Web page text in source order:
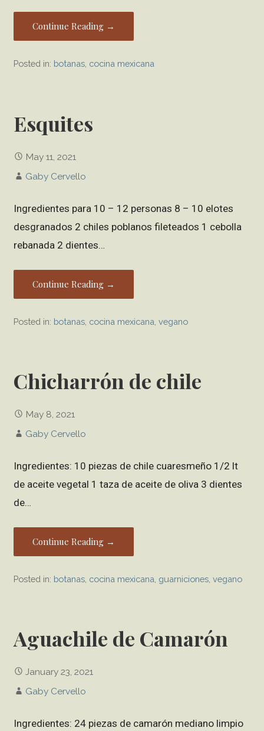
Continue Reading →
Posted in: botanas cocina mexicana
Esquites
May 11, 2021
Gaby Cervello
Ingredientes para 10 – 12 personas 8 – 10 elotes
desgranados 2 chiles poblanos fileteados 1 cebolla
rebanada 2 dientes…
Continue Reading →
Posted in: botanas cocina mexicana ,vegano
Chicharrón de chile
May 8, 2021
Gaby Cervello
Ingredientes: 10 piezas de chile cuaresmeño 1/2 lt
de aceite vegetal 1 taza de aceite de oliva 3 dientes
de…
Continue Reading →
Posted in: botanas cocina mexicana guarniciones ,vegano
Aguachile de Camarón
January 23, 2021
Gaby Cervello
Ingredientes: 24 piezas de camarón mediano limpio